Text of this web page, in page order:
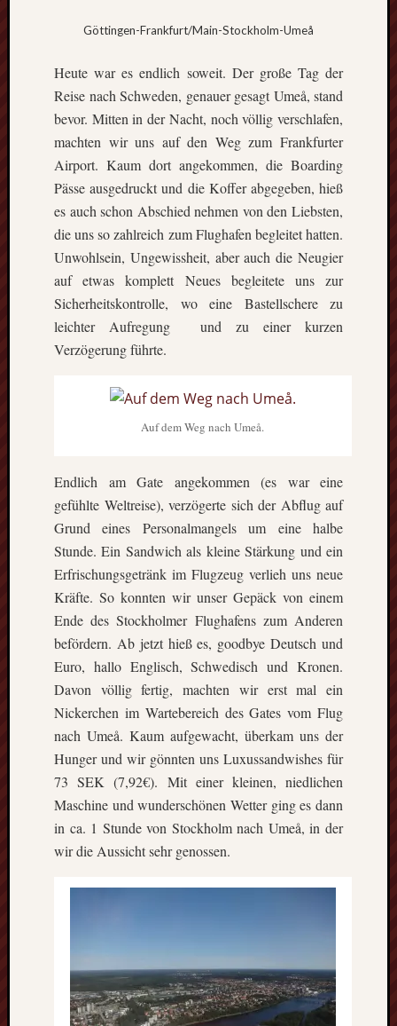
Göttingen-Frankfurt/Main-Stockholm-Umeå
Heute war es endlich soweit. Der große Tag der
Reise nach Schweden, genauer gesagt Umeå, stand
bevor. Mitten in der Nacht, noch völlig verschlafen,
machten wir uns auf den Weg zum Frankfurter
Airport. Kaum dort angekommen, die Boarding
Pässe ausgedruckt und die Koffer abgegeben, hieß
es auch schon Abschied nehmen von den Liebsten,
die uns so zahlreich zum Flughafen begleitet hatten.
Unwohlsein, Ungewissheit, aber auch die Neugier
auf etwas komplett Neues begleitete uns zur
Sicherheitskontrolle, wo eine Bastellschere zu
leichter Aufregung und zu einer kurzen
Verzögerung führte.
Auf dem Weg nach Umeå.
Endlich am Gate angekommen (es war eine
gefühlte Weltreise), verzögerte sich der Abflug auf
Grund eines Personalmangels um eine halbe
Stunde. Ein Sandwich als kleine Stärkung und ein
Erfrischungsgetränk im Flugzeug verlieh uns neue
Kräfte. So konnten wir unser Gepäck von einem
Ende des Stockholmer Flughafens zum Anderen
befördern. Ab jetzt hieß es, goodbye Deutsch und
Euro, hallo Englisch, Schwedisch und Kronen.
Davon völlig fertig, machten wir erst mal ein
Nickerchen im Wartebereich des Gates vom Flug
nach Umeå. Kaum aufgewacht, überkam uns der
Hunger und wir gönnten uns Luxussandwishes für
73 SEK (7,92€). Mit einer kleinen, niedlichen
Maschine und wunderschönen Wetter ging es dann
in ca. 1 Stunde von Stockholm nach Umeå, in der
wir die Aussicht sehr genossen.